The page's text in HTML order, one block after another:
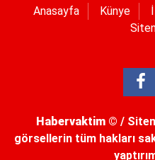
Anasayfa Künye
Habervaktim © /
görsellerin tüm hakları